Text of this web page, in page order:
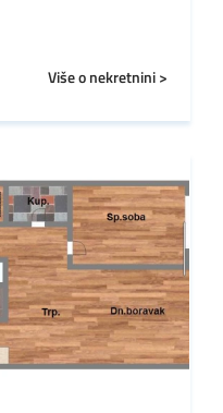
Više o nekretnini >